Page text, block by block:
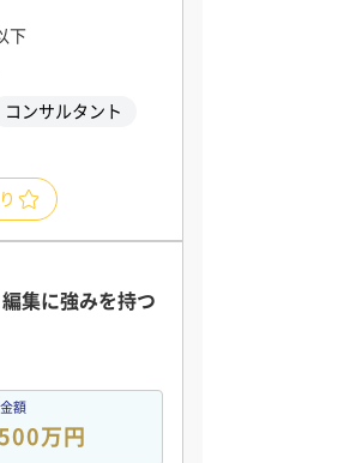
下
コンサルタント
集に強みを持つ
額
万円